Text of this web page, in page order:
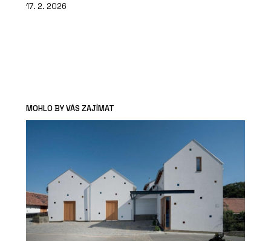
17. 2. 2026
MOHLO BY VÁS ZAJÍMAT